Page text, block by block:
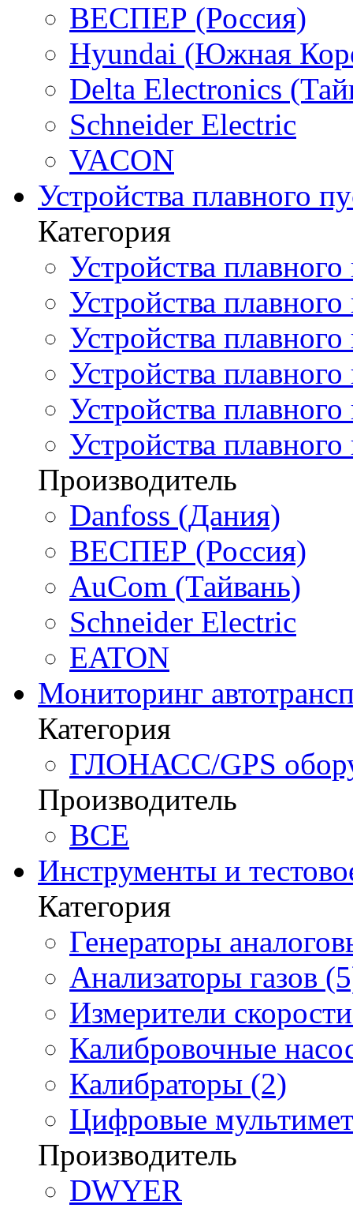
ВЕСПЕР (Россия)
Hyundai (Южная
Delta Electronics
Schneider Electric
VACON
Устройства плавного
Категория
Устройства
Устройства
Устройства
Устройства
Устройства
Устройства
Производитель
Danfoss (Дания)
ВЕСПЕР (Россия)
AuCom (Тайвань)
Schneider Electric
EATON
Мониторинг
Категория
ГЛОНАСС/GPS
Производитель
BCE
Инструменты и
Категория
Генераторы
Анализаторы газов
Измерители
Калибровочные
Калибраторы (2)
Цифровые
Производитель
DWYER